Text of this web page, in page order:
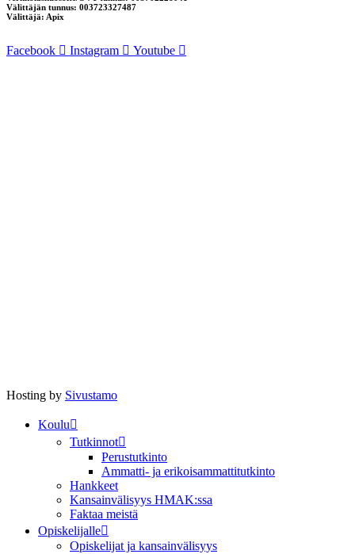
Välittäjän tunnus: 003723327487
Välittäjä: Apix
Facebook Instagram Youtube
Hosting by Sivustamo
Koulu
Tutkinnot
Perustutkinto
Ammatti- ja erikoisammattitutkinto
Hankkeet
Kansainvälisyys HMAK:ssa
Faktaa meistä
Opiskelijalle
Opiskelijat ja kansainvälisyys